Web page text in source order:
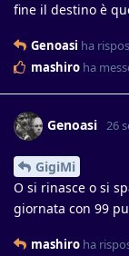
fine il destino è
Genoasi ha
mashiro ha
Genoasi 26
GigiMi
O si rinasce o si
giornata con 99
mashiro ha